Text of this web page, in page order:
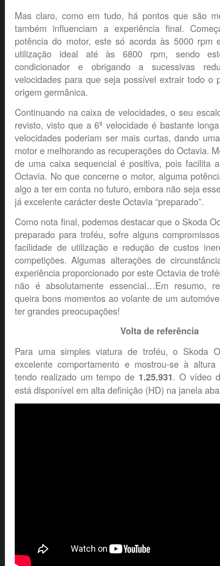
Mas claro, como em tudo, há pontos que são
também influenciam a experiência final.
potência do motor, este só acorda às 5000 rpm
utilização ideal até às 6800 rpm, sendo
condicionador e obrigando a sucessivas
velocidades para que seja possível extrair todo o
origem germânica.
Continuando na caixa de velocidades, o seu
revisto, visto que a 6ª velocidade é bastante
velocidades poderiam ser mais curtas, dando
motor e melhorando as recuperações do Octavia.
de uma caixa sequencial é positiva, pois facilita
Octavia. No que concerne o motor, alguma
algo a ter em conta no futuro, embora não seja
já excelente carácter deste Octavia “preparado”.
Como nota final, podemos destacar que o Skoda
preparado para troféu, sofre alguns
facilidade de utilização e redução de custos
competições. Algumas alterações de
experiência proporcionado por este Octavia de
não é absolutamente essencial…Em resumo,
queira bons momentos ao volante de um
ter grandes preocupações!
Volta de referência
Para uma simples viatura de troféu, o Skoda
excelente comportamento e mostrou-se à altura
tendo realizado um tempo de 1.25.931. O vídeo
está disponível em alta definição (HD) na janela